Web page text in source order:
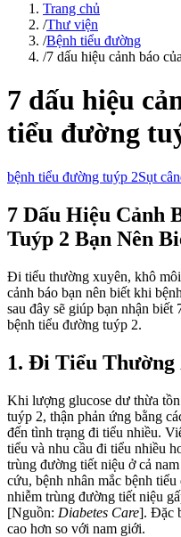
Trang chủ
/Thư viện
/Bệnh tiểu đường
/7 dấu hiệu cảnh báo
7 dấu hiệu
tiểu đường
bệnh tiểu đường tuýp 2Sụt cân
7 Dấu Hiệu Cảnh
Tuýp 2 Bạn Nên
Đi tiểu thường xuyên, khô
cảnh báo bạn nên biết khi
sau đây sẽ giúp bạn nhận biết
bệnh tiểu đường tuýp 2.
1. Đi Tiểu Thường
Khi lượng glucose dư thừa
tuýp 2, thận phản ứng bằng
đến tình trạng đi tiểu nhiều.
tiểu và nhu cầu đi tiểu nhiều
trùng đường tiết niệu ở cả
cứu, bệnh nhân mắc bệnh
nhiễm trùng đường tiết niệu
[Nguồn: Diabetes Care]. Đặc
cao hơn so với nam giới.